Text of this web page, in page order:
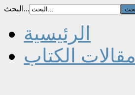
البحث...
الرئيسية
مقالات الكتاب